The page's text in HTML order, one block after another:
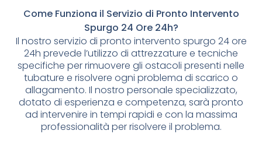
Come Funziona il Servizio di Pronto Intervento
Spurgo 24 Ore 24h?
Il nostro servizio di pronto intervento spurgo 24 ore
24h prevede l’utilizzo di attrezzature e tecniche
specifiche per rimuovere gli ostacoli presenti nelle
tubature e risolvere ogni problema di scarico o
allagamento. Il nostro personale specializzato,
dotato di esperienza e competenza, sarà pronto
ad intervenire in tempi rapidi e con la massima
professionalità per risolvere il problema.